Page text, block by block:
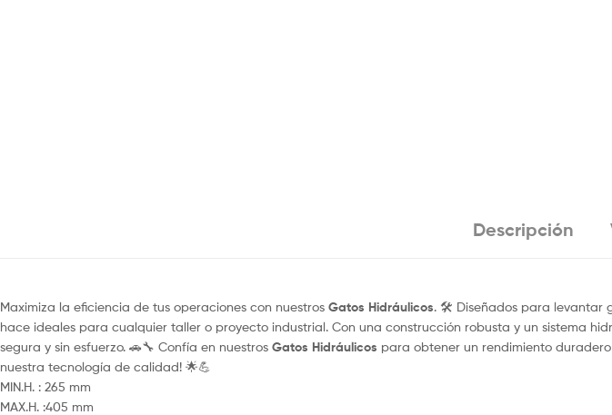
Descripción
Maximiza la eficiencia de tus operaciones con nuestros Gatos Hidráulicos. 🛠️ Diseñados para levantar
hace ideales para cualquier taller o proyecto industrial. Con una construcción robusta y un sistema
segura y sin esfuerzo. 🚗🔧 Confía en nuestros Gatos Hidráulicos para obtener un rendimiento
nuestra tecnología de calidad! 🌟💪
MIN.H. : 265 mm
MAX.H. :405 mm